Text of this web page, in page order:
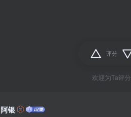
评分
欢迎为Ta评分
阿银